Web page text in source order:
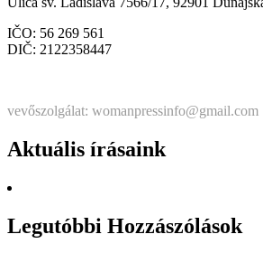
IČO: 56 269 561
DIČ: 2122358447
vevőszolgálat: womanpressinfo@gmail.com
Aktuális írásaink
Legutóbbi Hozzászólások